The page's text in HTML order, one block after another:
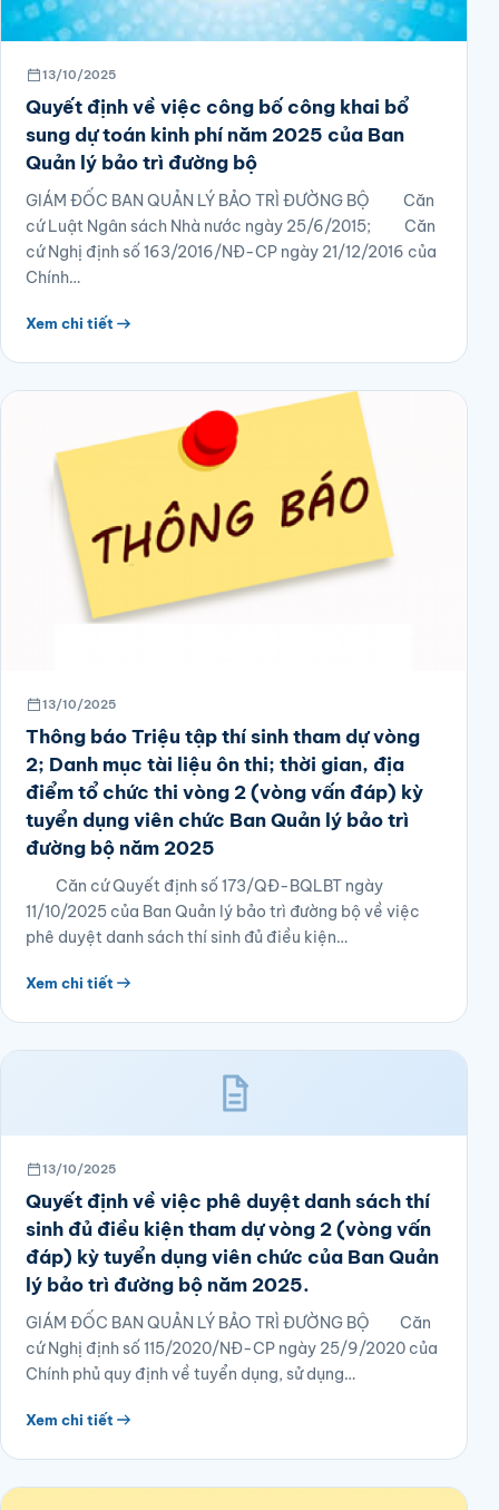
13/10/2025
Quyết định về việc công bố công khai bổ
sung dự toán kinh phí năm 2025 của Ban
Quản lý bảo trì đường bộ
GIÁM ĐỐC BAN QUẢN LÝ BẢO TRÌ ĐƯỜNG BỘ Căn
cứ Luật Ngân sách Nhà nước ngày 25/6/2015; Căn
cứ Nghị định số 163/2016/NĐ-CP ngày 21/12/2016 của
Chính…
Xem chi tiết
13/10/2025
Thông báo Triệu tập thí sinh tham dự vòng
2; Danh mục tài liệu ôn thi; thời gian, địa
điểm tổ chức thi vòng 2 (vòng vấn đáp) kỳ
tuyển dụng viên chức Ban Quản lý bảo trì
đường bộ năm 2025
Căn cứ Quyết định số 173/QĐ-BQLBT ngày
11/10/2025 của Ban Quản lý bảo trì đường bộ về việc
phê duyệt danh sách thí sinh đủ điều kiện…
Xem chi tiết
13/10/2025
Quyết định về việc phê duyệt danh sách thí
sinh đủ điều kiện tham dự vòng 2 (vòng vấn
đáp) kỳ tuyển dụng viên chức của Ban Quản
lý bảo trì đường bộ năm 2025.
GIÁM ĐỐC BAN QUẢN LÝ BẢO TRÌ ĐƯỜNG BỘ Căn
cứ Nghị định số 115/2020/NĐ-CP ngày 25/9/2020 của
Chính phủ quy định về tuyển dụng, sử dụng…
Xem chi tiết